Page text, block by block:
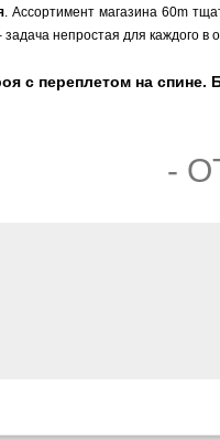
. Ассортимент магазина 60m
непростая для каждого
с переплетом на спине.
-